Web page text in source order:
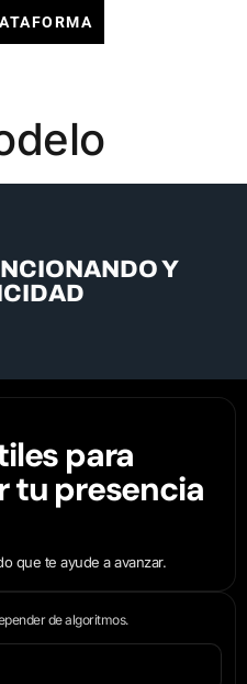
Y
para
tu presencia
que te ayude a avanzar.
de algoritmos.